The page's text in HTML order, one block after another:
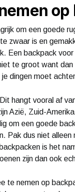
om een goede
zwaar is en
Een backpack
te groot want
dingen moet
hangt vooral af
Azië, Zuid-
om een goede
Pak dus niet
is het
zijn dan ook
te nemen op